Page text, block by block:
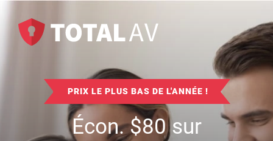
PRIX LE PLUS BAS DE L'ANNÉE !
Écon.$80sur